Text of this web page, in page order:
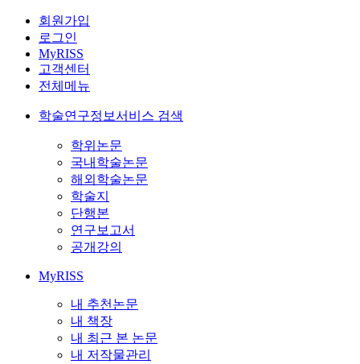
회원가입
로그인
MyRISS
고객센터
전체메뉴
학술연구정보서비스 검색
학위논문
국내학술논문
해외학술논문
학술지
단행본
연구보고서
공개강의
MyRISS
내 추천논문
내 책장
내 최근 본 논문
내 저작물관리